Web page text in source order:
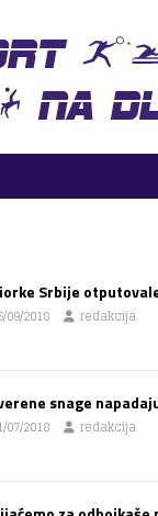
Srbije
09/2018 redakcija
snage
07/2018 redakcija